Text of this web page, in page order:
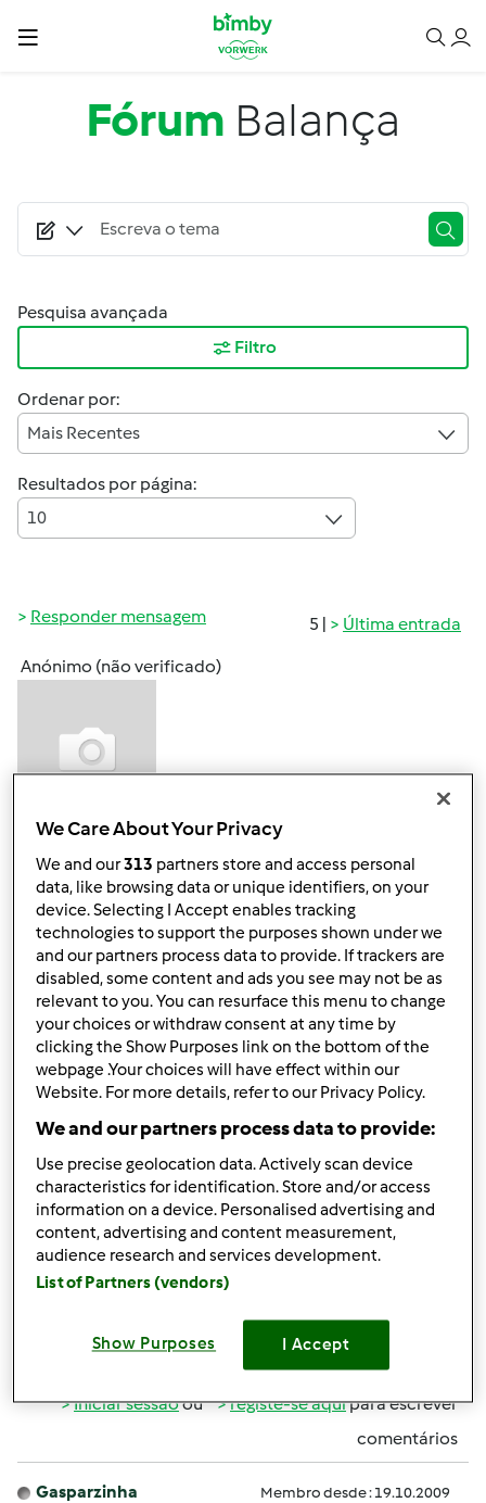
Passar para o conteúdo principal
Fórum Balança
Pesquisa avançada
Filtro
Ordenar por:
Mais Recentes
Resultados por página:
10
5 | Última entrada
Responder mensagem
Anónimo (não verificado)
Tenho uma dúvida, no que diz respeito à balança da
minha bimby, pois penso que talvez não esteja calibrada
como deveria. Tenho reparado que, por vezes, a balança
não «reconhece» pequenas quantidades! Ontem, tinha
de colocar no copo 1500 g de água, mas
simultaneamente com a balança medi o «Litro e meio»
de água, pelo risco no copo (penúltimo). Ora 1500 g
deveria (?) ser equivalente a 1,5 l, no entanto quanto a
água já estava na linha dos 1,5 l, e a balança acusava
cerca de 1300 g. Isto é normal? (estava a fazer a receita
do esparguete) Eu fiz a pesagem sem a tampa do copo.
Pode ser assim? Ou será que a balança da minha Bimby
não está calibrada como deveria? Ou será que só está
calibrada com a tampa, mas assim penso não fazer
sentido! Obrigada.
Iniciar sessãoou registe-se aquipara escrever
comentários
Gasparzinha Membro desde : 19.10.2009
We Care About Your Privacy
We and our313 partners store and access personal
data, like browsing data or unique identifiers, on your
device. Selecting I Accept enables tracking
technologies to support the purposes shown under we
and our partners process data to provide. If trackers are
disabled, some content and ads you see may not be as
relevant to you. You can resurface this menu to change
your choices or withdraw consent at any time by
clicking the Show Purposes link on the bottom of the
webpage .Your choices will have effect within our
Website. For more details, refer to our Privacy Policy.
We and our partners process data to provide:
Use precise geolocation data. Actively scan device
characteristics for identification. Store and/or access
information on a device. Personalised advertising and
content, advertising and content measurement,
audience research and services development.
List of Partners (vendors)
Show Purposes I Accept